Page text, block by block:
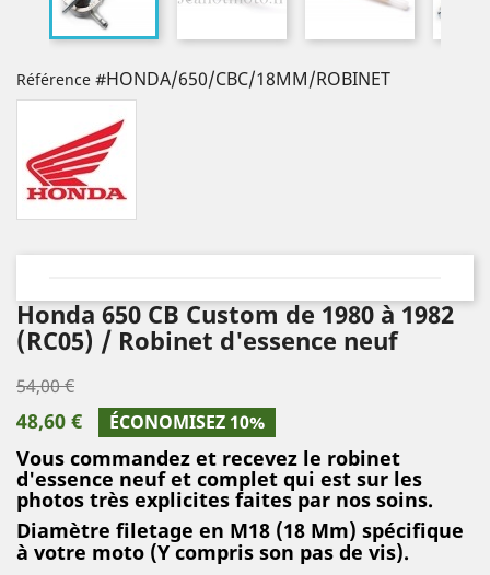
Référence #HONDA/650/CBC/18MM/ROBINET
Honda 650 CB Custom de 1980 à 1982
(RC05) / Robinet d'essence neuf
54,00 €
48,60 € ÉCONOMISEZ 10%
Vous commandez et recevez le robinet
d'essence neuf et complet qui est sur les
photos très explicites faites par nos soins.
Diamètre filetage en M18 (18 Mm) spécifique
à votre moto (Y compris son pas de vis).